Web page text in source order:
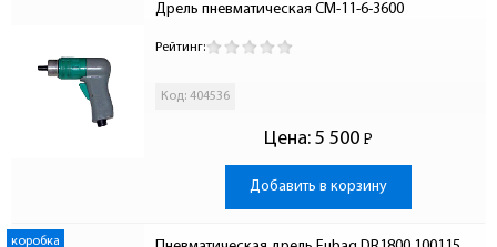
Дрель пневматическая СМ-11-6-3600
Рейтинг:
Код: 404536
Цена: 5 500 Р
-
Добавить в корзину
коробка